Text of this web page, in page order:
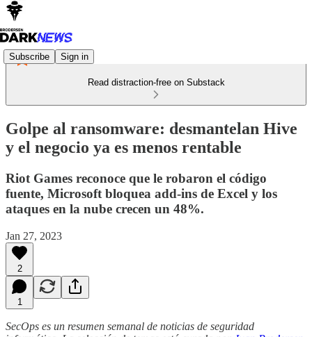
Subscribe Sign in
Read distraction-free on Substack
Golpe al ransomware: desmantelan Hive
y el negocio ya es menos rentable
Riot Games reconoce que le robaron el código
fuente, Microsoft bloquea add-ins de Excel y los
ataques en la nube crecen un 48%.
Jan 27, 2023
2
1
SecOps es un resumen semanal de noticias de seguridad